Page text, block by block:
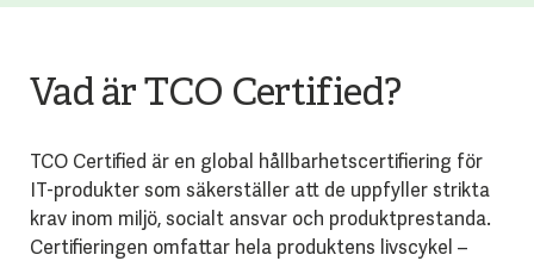
Vad är TCO Certified?
TCO Certified är en global hållbarhetscertifiering för
IT-produkter som säkerställer att de uppfyller strikta
krav inom miljö, socialt ansvar och produktprestanda.
Certifieringen omfattar hela produktens livscykel –